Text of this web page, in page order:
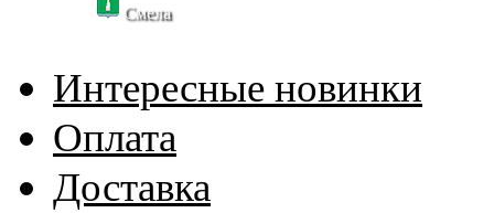
Смела
Интересные новинки
Оплата
Доставка